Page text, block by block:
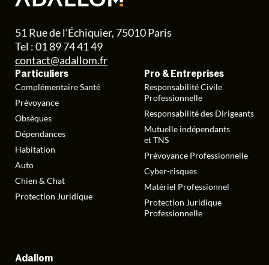
51 Rue de l’Échiquier, 75010 Paris
Tel : 01 89 74 41 49
contact@adallom.fr
Particuliers
Complémentaire Santé
Prévoyance
Obsèques
Dépendances
Habitation
Auto
Chien & Chat
Protection Juridique
Pro & Entreprises
Responsabilité Civile
Professionnelle
Responsabilité des Dirigeants
Mutuelle indépendants
et TNS
Prévoyance Professionnelle
Cyber-risques
Matériel Professionnel
Protection Juridique
Professionnelle
Adallom